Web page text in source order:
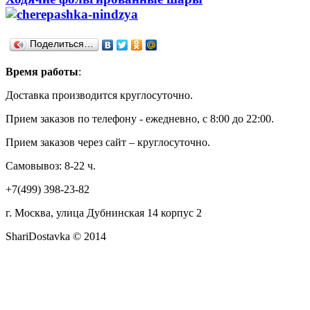
Поделиться…
Время работы:
Доставка производится круглосуточно.
Прием заказов по телефону - ежедневно, с 8:00 до 22:00.
Прием заказов через сайт – круглосуточно.
Самовывоз: 8-22 ч.
+7(499) 398-23-82
г. Москва, улица Дубнинская 14 корпус 2
ShariDostavka © 2014